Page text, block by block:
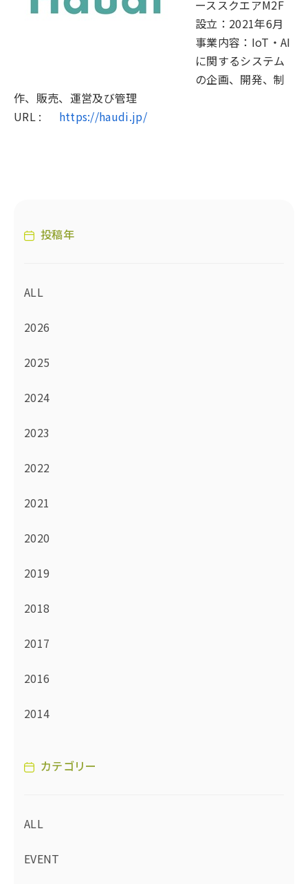
ーススクエアM2F
設立：2021年6月
事業内容：IoT・AI
に関するシステム
の企画、開発、制
作、販売、運営及び管理
URL : https://haudi.jp/
投稿年
ALL
2026
2025
2024
2023
2022
2021
2020
2019
2018
2017
2016
2014
カテゴリー
ALL
EVENT